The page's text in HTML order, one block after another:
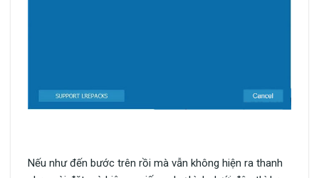
Nếu như đến bước trên rồi mà vẫn không hiện ra thanh